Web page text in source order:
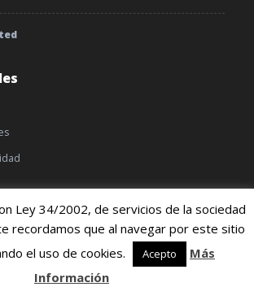
| Cookies|Terminos y
condiciones
Ley 34/2002, de servicios de la sociedad
recordamos que al navegar por este sitio
el uso de cookies.
Acepto
Más
Información